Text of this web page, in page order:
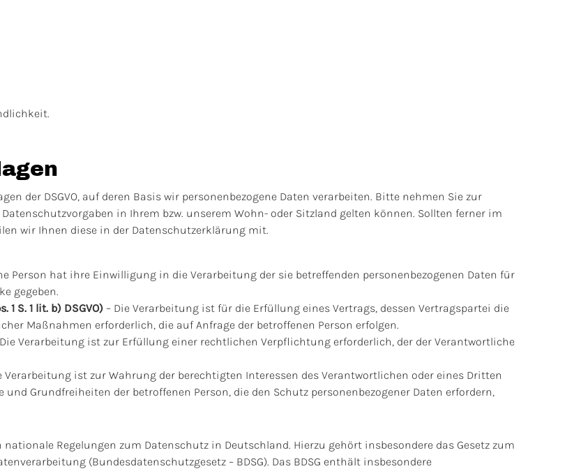
der DSGVO, auf deren Basis wir personenbezogene Daten verarbeiten. Bitte nehmen Sie zur
in Ihrem bzw. unserem Wohn- oder Sitzland gelten können. Sollten ferner im
wir Ihnen diese in der Datenschutzerklärung mit.
Person hat ihre Einwilligung in die Verarbeitung der sie betreffenden personenbezogenen Daten für
gegeben.
S. 1 lit. b) DSGVO)– Die Verarbeitung ist für die Erfüllung eines Vertrags, dessen Vertragspartei die
Maßnahmen erforderlich, die auf Anfrage der betroffenen Person erfolgen.
Verarbeitung ist zur Erfüllung einer rechtlichen Verpflichtung erforderlich, der der Verantwortliche
Verarbeitung ist zur Wahrung der berechtigten Interessen des Verantwortlichen oder eines Dritten
Grundfreiheiten der betroffenen Person, die den Schutz personenbezogener Daten erfordern,
Regelungen zum Datenschutz in Deutschland. Hierzu gehört insbesondere das Gesetz zum
(Bundesdatenschutzgesetz – BDSG). Das BDSG enthält insbesondere